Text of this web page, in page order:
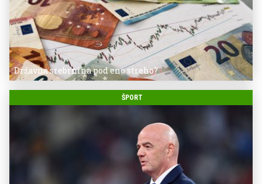
Državna srebrnina pod eno streho?
ŠPORT